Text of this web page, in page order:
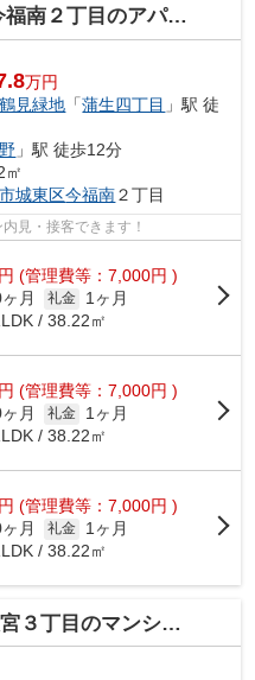
南２丁目のアパート
万円
見緑地 「蒲生四丁目 」駅 徒
」駅 徒歩12分
㎡
城東区今福南２丁目
見・接客できます！
円 (管理費等：7,000円 )
月 礼金
1ヶ月
/ 38.22㎡
円 (管理費等：7,000円 )
月 礼金
1ヶ月
/ 38.22㎡
円 (管理費等：7,000円 )
月 礼金
1ヶ月
/ 38.22㎡
丁目のマンション